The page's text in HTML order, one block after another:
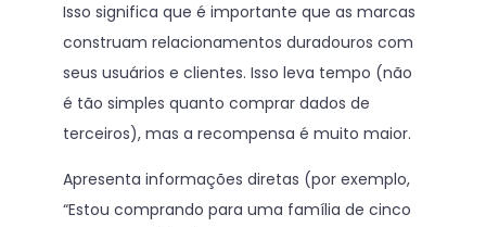
Isso significa que é importante que as marcas
construam relacionamentos duradouros com
seus usuários e clientes. Isso leva tempo (não
é tão simples quanto comprar dados de
terceiros), mas a recompensa é muito maior.
Apresenta informações diretas (por exemplo,
“Estou comprando para uma família de cinco